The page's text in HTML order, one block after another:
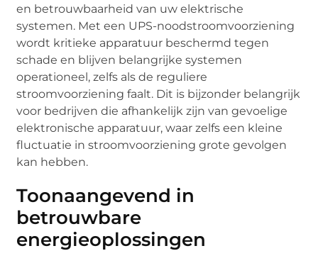
en betrouwbaarheid van uw elektrische
systemen. Met een UPS-noodstroomvoorziening
wordt kritieke apparatuur beschermd tegen
schade en blijven belangrijke systemen
operationeel, zelfs als de reguliere
stroomvoorziening faalt. Dit is bijzonder belangrijk
voor bedrijven die afhankelijk zijn van gevoelige
elektronische apparatuur, waar zelfs een kleine
fluctuatie in stroomvoorziening grote gevolgen
kan hebben.
Toonaangevend in
betrouwbare
energieoplossingen